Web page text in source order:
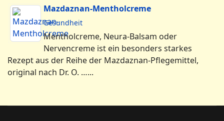
Mazdaznan-Mentholcreme
Gesundheit
Mentholcreme, Neura-Balsam oder
Nervencreme ist ein besonders starkes
Rezept aus der Reihe der Mazdaznan-Pflegemittel,
original nach Dr. O. …...